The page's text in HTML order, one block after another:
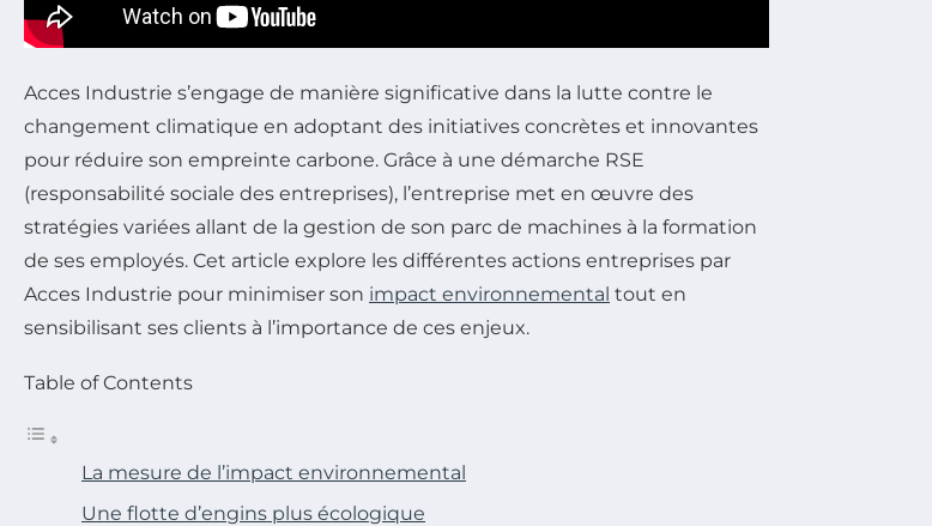
Acces Industrie s’engage de manière significative dans la lutte contre le
changement climatique en adoptant des initiatives concrètes et innovantes
pour réduire son empreinte carbone. Grâce à une démarche RSE
(responsabilité sociale des entreprises), l’entreprise met en œuvre des
stratégies variées allant de la gestion de son parc de machines à la formation
de ses employés. Cet article explore les différentes actions entreprises par
Acces Industrie pour minimiser son impact environnemental tout en
sensibilisant ses clients à l’importance de ces enjeux.
Table of Contents
La mesure de l’impact environnemental
Une flotte d’engins plus écologique